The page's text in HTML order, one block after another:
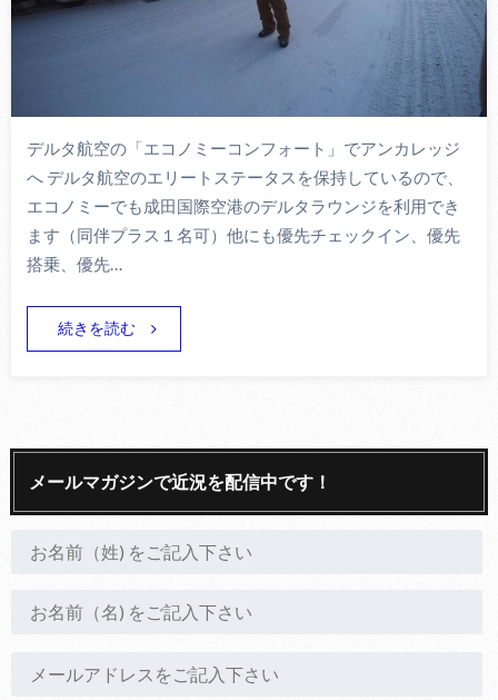
デルタ航空の「エコノミーコンフォート」でアンカレッジ
へ デルタ航空のエリートステータスを保持しているので、
エコノミーでも成田国際空港のデルタラウンジを利用でき
ます（同伴プラス１名可）他にも優先チェックイン、優先
搭乗、優先…
続きを読む
メールマガジンで近況を配信中です！